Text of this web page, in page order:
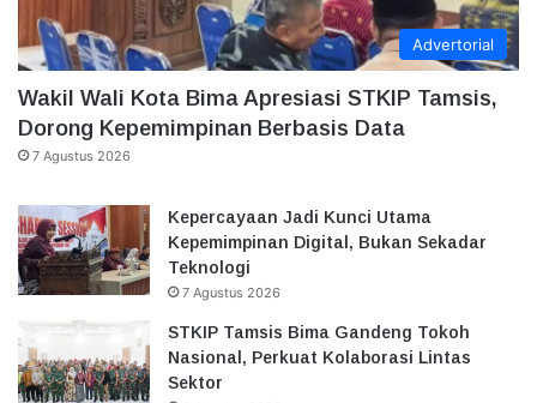
Advertorial
Wakil Wali Kota Bima Apresiasi STKIP Tamsis,
Dorong Kepemimpinan Berbasis Data
7 Agustus 2026
Kepercayaan Jadi Kunci Utama
Kepemimpinan Digital, Bukan Sekadar
Teknologi
7 Agustus 2026
STKIP Tamsis Bima Gandeng Tokoh
Nasional, Perkuat Kolaborasi Lintas
Sektor